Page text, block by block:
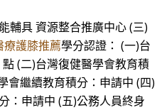
輔具 資源整合推廣中心 (三)
療護膝推薦學分認證： (一)台
(二)台灣復健醫學會教育積
會繼續教育積分：申請中 (四)
：申請中 (五)公務人員終身